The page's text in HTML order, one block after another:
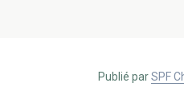
Publié parSPF